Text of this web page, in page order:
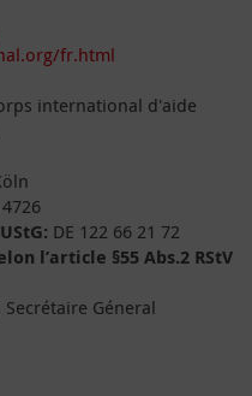
fr.html
international d'aide
DE 122 66 21 72
l’article §55 Abs.2 RStV
Géneral